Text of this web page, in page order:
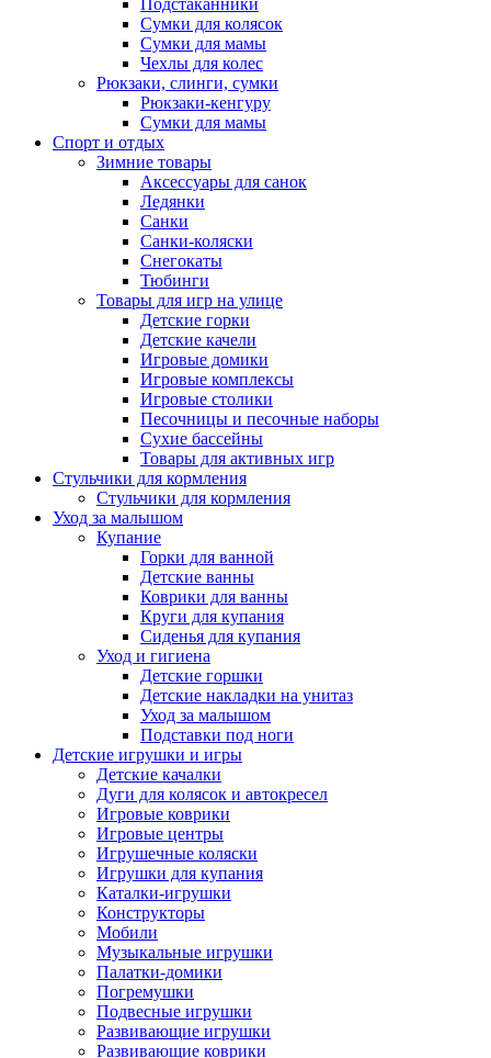
Сумки для колясок
Сумки для мамы
Чехлы для колес
Рюкзаки, слинги, сумки
Рюкзаки-кенгуру
Сумки для мамы
Спорт и отдых
Зимние товары
Аксессуары для санок
Ледянки
Санки
Санки-коляски
Снегокаты
Тюбинги
Товары для игр на улице
Детские горки
Детские качели
Игровые домики
Игровые комплексы
Игровые столики
Песочницы и песочные наборы
Сухие бассейны
Товары для активных игр
Стульчики для кормления
Стульчики для кормления
Уход за малышом
Купание
Горки для ванной
Детские ванны
Коврики для ванны
Круги для купания
Сиденья для купания
Уход и гигиена
Детские горшки
Детские накладки на унитаз
Уход за малышом
Подставки под ноги
Детские игрушки и игры
Детские качалки
Дуги для колясок и автокресел
Игровые коврики
Игровые центры
Игрушечные коляски
Игрушки для купания
Каталки-игрушки
Конструкторы
Мобили
Музыкальные игрушки
Палатки-домики
Погремушки
Подвесные игрушки
Развивающие игрушки
Развивающие коврики